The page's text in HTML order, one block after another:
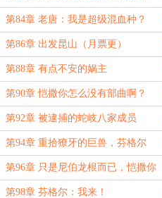
么
第84章 老唐：我是超级混血种？
（3k）求订阅
第86章 出发昆山（月票更）
第88章 有点不安的娲主
第90章 恺撒你怎么没有部曲啊？
（月票更）
第92章 被逮捕的蛇岐八家成员
第94章 重拾獠牙的巨兽，芬格尔
第96章 只是尼伯龙根而已，恺撒你
不要小见多怪
第98章 芬格尔：我来！